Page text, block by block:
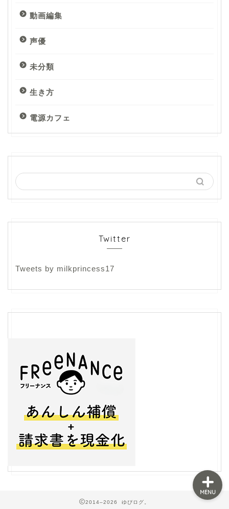
動画編集
声優
未分類
生き方
電源カフェ
Twitter
Tweets by milkprincess17
2014–2026 ゆぴログ。
MENU
ライフスタイル